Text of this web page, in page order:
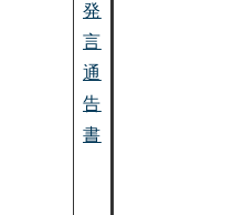
発
言
通
告
書